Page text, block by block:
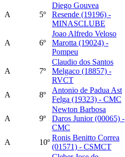
A 5º
Diego Gouvea
Resende (19196) -
MINASCLUBE
A 6º
Joao Alfredo Veloso
Marotta (19024) -
Pompeu
A 7º
Claudio dos Santos
Melgaco (18857) -
RVCT
A 8º
Antonio de Padua Ast
Felga (19323) - CMC
A 9º
Newton Barbosa
Daros Junior (00065) -
CMC
A 10º
Ronis Benitto Correa
(01571) - CSMCT